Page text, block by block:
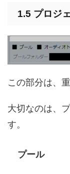
1.5 プロジ
この部分は、
大切なのは、
す。
プール